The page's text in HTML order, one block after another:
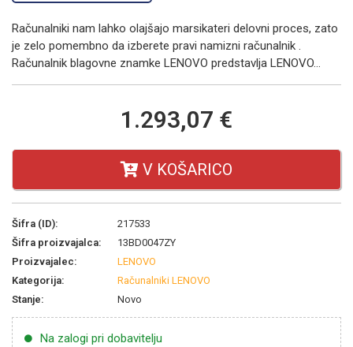
Računalniki nam lahko olajšajo marsikateri delovni proces, zato
je zelo pomembno da izberete pravi namizni računalnik .
Računalnik blagovne znamke LENOVO predstavlja LENOVO...
1.293,07 €
V KOŠARICO
Šifra (ID):
217533
Šifra proizvajalca:
13BD0047ZY
Proizvajalec:
LENOVO
Kategorija:
Računalniki LENOVO
Stanje:
Novo
Na zalogi pri dobavitelju